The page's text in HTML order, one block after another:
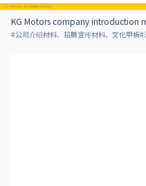
KG Motors company introduction
#公司介绍材料、招聘宣传材料、文化甲板#